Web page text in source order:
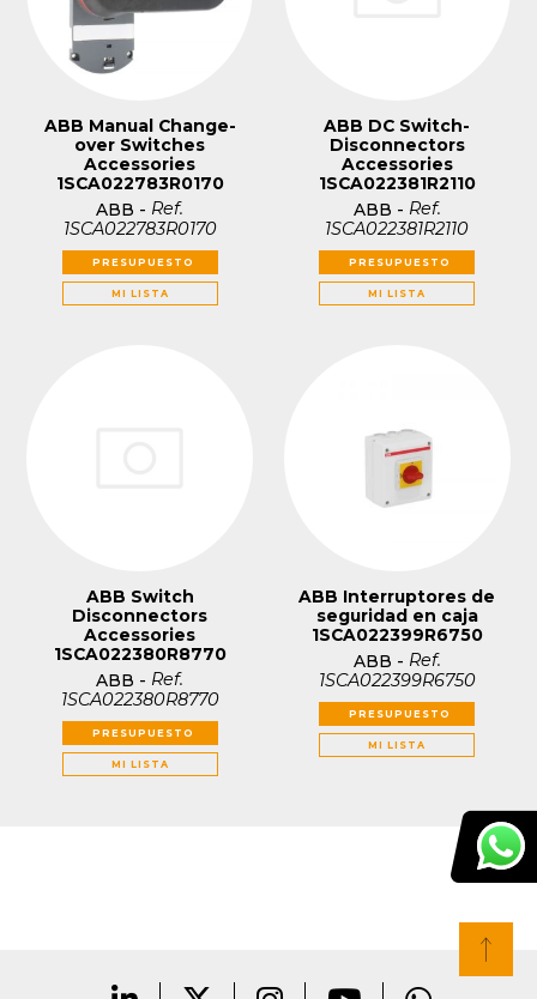
ABB Manual Change-
over Switches
Accessories
1SCA022783R0170
ABB - Ref.
1SCA022783R0170
PRESUPUESTO
MI LISTA
ABB DC Switch-
Disconnectors
Accessories
1SCA022381R2110
ABB - Ref.
1SCA022381R2110
PRESUPUESTO
MI LISTA
ABB Switch
Disconnectors
Accessories
1SCA022380R8770
ABB - Ref.
1SCA022380R8770
PRESUPUESTO
MI LISTA
ABB Interruptores de
seguridad en caja
1SCA022399R6750
ABB - Ref.
1SCA022399R6750
PRESUPUESTO
MI LISTA